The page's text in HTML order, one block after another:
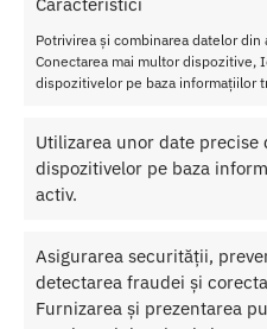
Potrivirea și combinarea datelor din
Conectarea mai multor dispozitive,
dispozitivelor pe baza informațiilor
Utilizarea unor date
dispozitivelor pe baza
activ.
Asigurarea securității,
detectarea fraudei și
Furnizarea și prezentarea
Vibrator Realistic Dr. Skin Cock 1
117.00lei
Afișez toate cele 8 rezultate